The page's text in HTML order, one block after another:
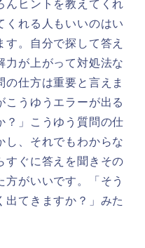
んヒントを教えてくれ
くれる人もいいのはい
。自分で探して答え
力が上がって対処法な
の仕方は重要と言えま
こうゆうエラーが出る
？」こうゆう質問の仕
し、それでもわからな
すぐに答えを聞きその
がいいです。「そう
出てきますか？」みた